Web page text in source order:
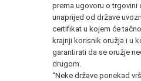
prema ugovoru o trgovini
unaprijed od države
certifikat u kojem će
krajnji korisnik oružja i u
garantirati da se oružje
drugom.
“Neke države ponekad